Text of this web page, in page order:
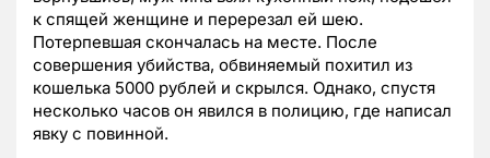
к спящей женщине и перерезал ей шею.
Потерпевшая скончалась на месте. После
совершения убийства, обвиняемый похитил из
кошелька 5000 рублей и скрылся. Однако, спустя
несколько часов он явился в полицию, где написал
явку с повинной.